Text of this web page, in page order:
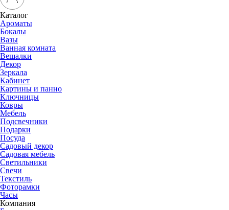
Каталог
Ароматы
Бокалы
Вазы
Ванная комната
Вешалки
Декор
Зеркала
Кабинет
Картины и панно
Ключницы
Ковры
Мебель
Подсвечники
Подарки
Посуда
Садовый декор
Садовая мебель
Светильники
Свечи
Текстиль
Фоторамки
Часы
Компания